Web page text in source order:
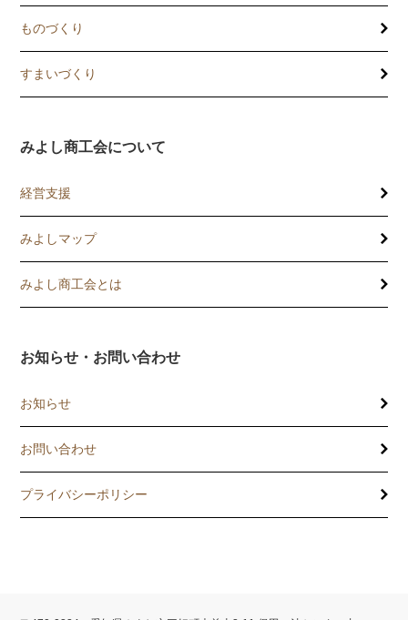
ものづくり
すまいづくり
みよし商工会について
経営支援
講習会
記帳相談指導
みよしマップ
みよし商工会とは
お知らせ・お問い合わせ
お知らせ
お問い合わせ
プライバシーポリシー